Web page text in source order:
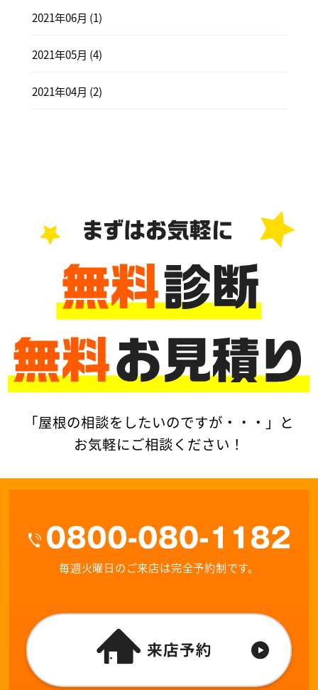
2021年06月 (1)
2021年05月 (4)
2021年04月 (2)
「屋根の相談をしたいのですが・・・」と
お気軽にご相談ください！
毎週火曜日のご来店は完全予約制です。